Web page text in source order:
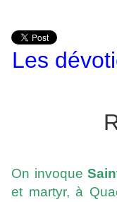
Les
On invoque
et martyr, à